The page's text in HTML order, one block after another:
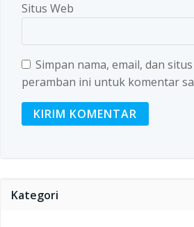
Situs Web
Simpan nama, email, dan
peramban ini untuk komentar
Kategori